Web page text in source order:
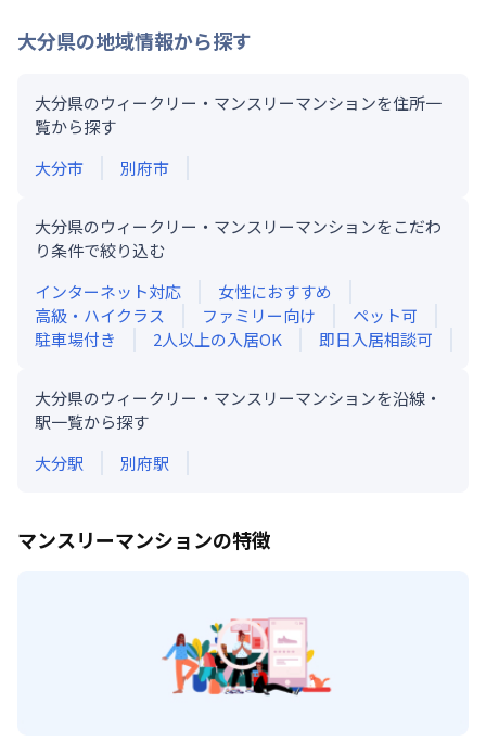
大分県の地域情報から探す
大分県のウィークリー・マンスリーマンションを住所一
覧から探す
大分市
別府市
大分県のウィークリー・マンスリーマンションをこだわ
り条件で絞り込む
インターネット対応
女性におすすめ
高級・ハイクラス
ファミリー向け
ペット可
駐車場付き
2人以上の入居OK 即日入居相談可
大分県のウィークリー・マンスリーマンションを沿線・
駅一覧から探す
大分駅 別府駅
マンスリーマンションの特徴